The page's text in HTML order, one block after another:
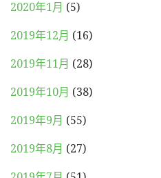
2020年1月 (5)
2019年12月 (16)
2019年11月 (28)
2019年10月 (38)
2019年9月 (55)
2019年8月 (27)